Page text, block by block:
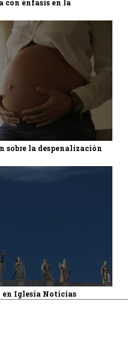
con énfasis en la
sobre la despenalización
en Iglesia Noticias